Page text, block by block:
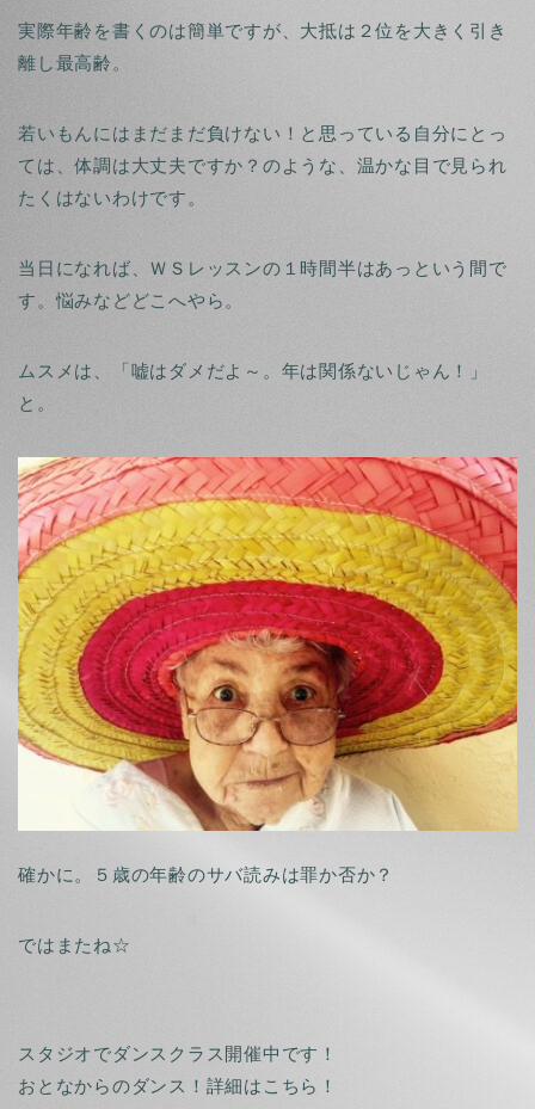
実際年齢を書くのは簡単ですが、大抵は２位を大きく引き
離し最高齢。
若いもんにはまだまだ負けない！と思っている自分にとっ
ては、体調は大丈夫ですか？のような、温かな目で見られ
たくはないわけです。
当日になれば、ＷＳレッスンの１時間半はあっという間で
す。悩みなどどこへやら。
ムスメは、「嘘はダメだよ～。年は関係ないじゃん！」
と。
確かに。５歳の年齢のサバ読みは罪か否か？
ではまたね☆
スタジオでダンスクラス開催中です！
おとなからのダンス！詳細はこちら！